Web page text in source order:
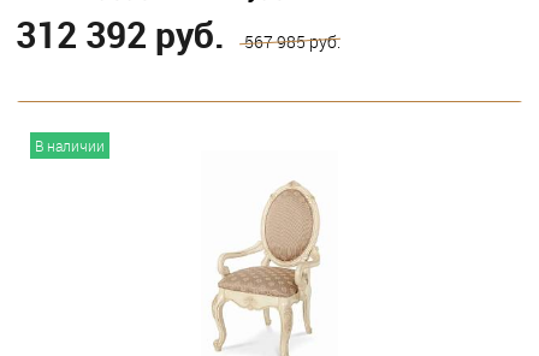
312 392 руб. 567 985 руб.
В наличии